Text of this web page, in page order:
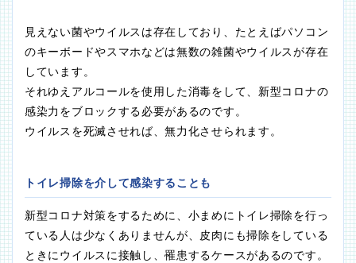
見えない菌やウイルスは存在しており、たとえばパソコン
のキーボードやスマホなどは無数の雑菌やウイルスが存在
しています。
それゆえアルコールを使用した消毒をして、新型コロナの
感染力をブロックする必要があるのです。
ウイルスを死滅させれば、無力化させられます。
トイレ掃除を介して感染することも
新型コロナ対策をするために、小まめにトイレ掃除を行っ
ている人は少なくありませんが、皮肉にも掃除をしている
ときにウイルスに接触し、罹患するケースがあるのです。